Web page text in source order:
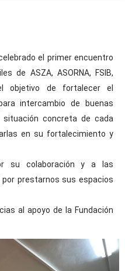
el primer encuentro
de ASZA, ASORNA, FSIB,
objetivo de fortalecer el
intercambio de buenas
concreta de cada
en su fortalecimiento y
su colaboración y a las
por prestarnos sus espacios
al apoyo de la Fundación